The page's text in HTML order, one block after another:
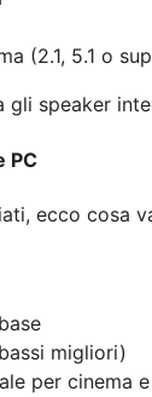
(2.1, 5.1 o
gli speaker
PC
ecco cosa
migliori)
per cinema